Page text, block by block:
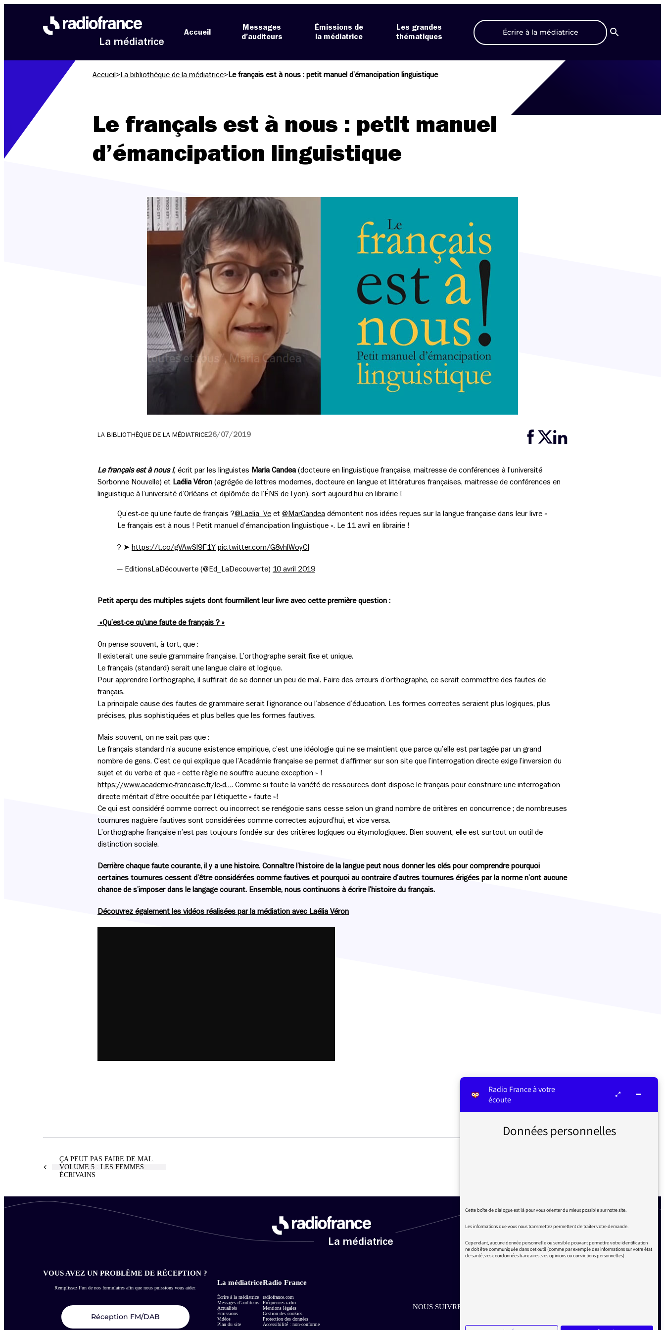
La médiatrice
Accueil
Messages
d’auditeurs
Émissions de
la médiatrice
Les grandes
thématiques
Écrire à la médiatrice
Recherche
Accueil > La bibliothèque de la médiatrice> Le français est à nous : petit manuel d’émancipation linguistique
Le français est à nous : petit manuel
d’émancipation linguistique
LA BIBLIOTHÈQUE DE LA MÉDIATRICE26/07/2019
Le français est à nous !, écrit par les linguistes Maria Candea (docteure en linguistique française, maitresse de conférences à l’université
Sorbonne Nouvelle) et Laélia Véron (agrégée de lettres modernes, docteure en langue et littératures françaises, maitresse de conférences en
linguistique à l’université d’Orléans et diplômée de l’ÉNS de Lyon), sort aujourd’hui en librairie !
Qu’est-ce qu’une faute de français ?@Laelia_Ve et @MarCandea démontent nos idées reçues sur la langue française dans leur livre «
Le français est à nous ! Petit manuel d’émancipation linguistique ». Le 11 avril en librairie !
? ➤ https://t.co/gVAwSl9F1Y pic.twitter.com/G8vhlWoyCI
— EditionsLaDécouverte (@Ed_LaDecouverte) 10 avril 2019
Petit aperçu des multiples sujets dont fourmillent leur livre avec cette première question :
«Qu’est-ce qu’une faute de français ? »
On pense souvent, à tort, que :
Il existerait une seule grammaire française. L’orthographe serait fixe et unique.
Le français (standard) serait une langue claire et logique.
Pour apprendre l’orthographe, il suffirait de se donner un peu de mal. Faire des erreurs d’orthographe, ce serait commettre des fautes de
français.
La principale cause des fautes de grammaire serait l’ignorance ou l’absence d’éducation. Les formes correctes seraient plus logiques, plus
précises, plus sophistiquées et plus belles que les formes fautives.
Mais souvent, on ne sait pas que :
Le français standard n’a aucune existence empirique, c’est une idéologie qui ne se maintient que parce qu’elle est partagée par un grand
nombre de gens. C’est ce qui explique que l’Académie française se permet d’affirmer sur son site que l’interrogation directe exige l’inversion du
sujet et du verbe et que « cette règle ne souffre aucune exception » !
https://www.academie-francaise.fr/le-d…. Comme si toute la variété de ressources dont dispose le français pour construire une interrogation
directe méritait d’être occultée par l’étiquette « faute »!
Ce qui est considéré comme correct ou incorrect se renégocie sans cesse selon un grand nombre de critères en concurrence ; de nombreuses
tournures naguère fautives sont considérées comme correctes aujourd’hui, et vice versa.
L’orthographe française n’est pas toujours fondée sur des critères logiques ou étymologiques. Bien souvent, elle est surtout un outil de
distinction sociale.
Derrière chaque faute courante, il y a une histoire. Connaître l’histoire de la langue peut nous donner les clés pour comprendre pourquoi
certaines tournures cessent d’être considérées comme fautives et pourquoi au contraire d’autres tournures érigées par la norme n’ont aucune
chance de s’imposer dans le langage courant. Ensemble, nous continuons à écrire l’histoire du français.
Découvrez également les vidéos réalisées par la médiation avec Laélia Véron
ÇA PEUT PAS FAIRE DE MAL.
VOLUME 5 : LES FEMMES
ÉCRIVAINS
La médiatrice
VOUS AVEZ UN PROBLÈME DE RÉCEPTION ?
Remplissez l’un de nos formulaires afin que nous puissions vous aider.
Réception FM/DAB
La médiatrice
Écrire à la médiatrice
Messages d’auditeurs
Actualités
Émissions
Vidéos
Plan du site
Radio France
radiofrance.com
Fréquences radio
Mentions légales
Gestion des cookies
Protection des données
Accessibilité : non-conforme
NOUS SUIVRE SUR LES RÉSEAUX
Radio France à votre
écoute
Données personnelles
Cette boîte de dialogue est là pour vous orienter du mieux possible sur notre site.
Les informations que vous nous transmettez permettent de traiter votre demande.
Cependant, aucune donnée personnelle ou sensible pouvant permettre votre identification
ne doit être communiquée dans cet outil (comme par exemple des informations sur votre état
de santé, vos coordonnées bancaires, vos opinions ou convictions personnelles).